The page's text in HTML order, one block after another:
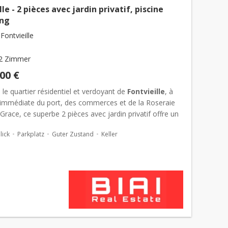
- 2 pièces avec jardin privatif, piscine
Zimmer
€
le quartier résidentiel et verdoyant de Fontvieille, à
du port, des commerces et de la Roseraie
ce superbe 2 pièces avec jardin privatif offre un
Parkplatz Guter Zustand Keller